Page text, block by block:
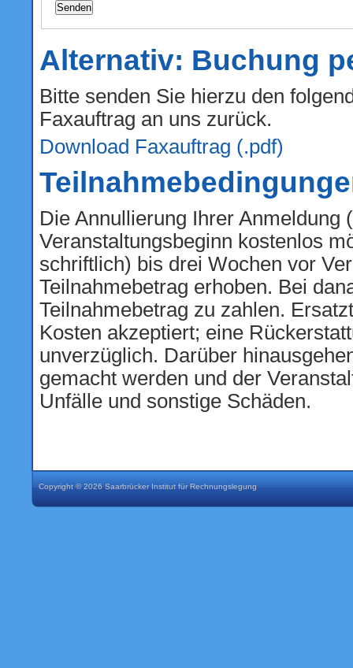
Copyright © 2026 Saarbrücker Institut für Rechnungslegung